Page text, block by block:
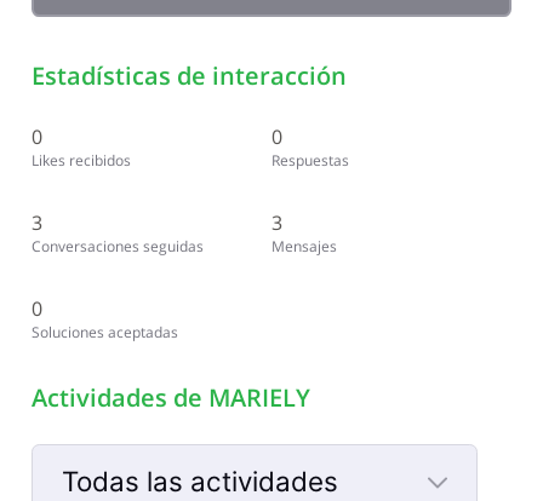
Estadísticas de interacción
0
Likes recibidos
0
Respuestas
3
Conversaciones seguidas
3
Mensajes
0
Soluciones aceptadas
Actividades de MARIELY
Todas las actividades